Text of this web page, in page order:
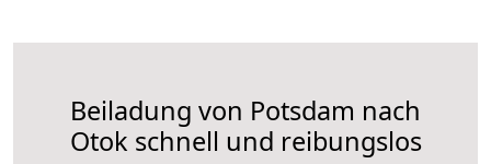
Beiladung von Potsdam nach
Otok schnell und reibungslos